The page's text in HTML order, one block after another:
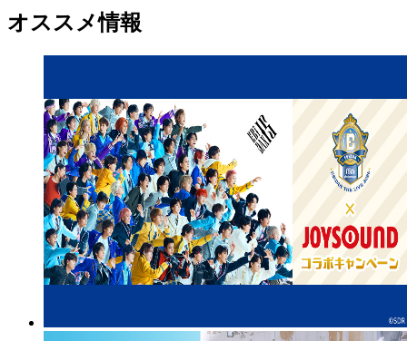
オススメ情報